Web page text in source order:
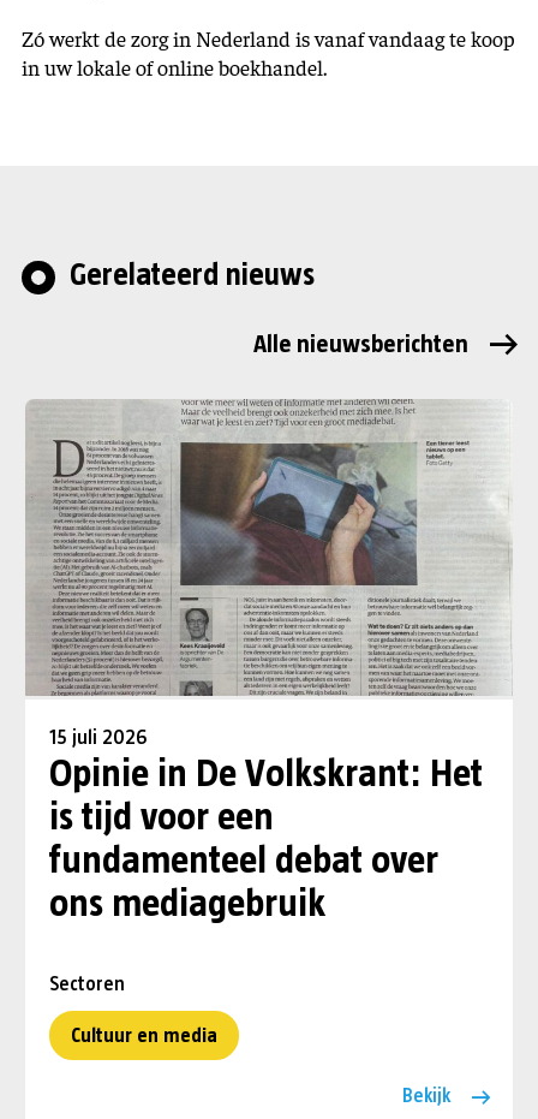
Zó werkt de zorg in Nederland is vanaf vandaag te koop
in uw lokale of online boekhandel.
Gerelateerd nieuws
Alle nieuwsberichten
15 juli 2026
Opinie in De Volkskrant: Het
is tijd voor een
fundamenteel debat over
ons mediagebruik
Sectoren
Cultuur en media
Bekijk